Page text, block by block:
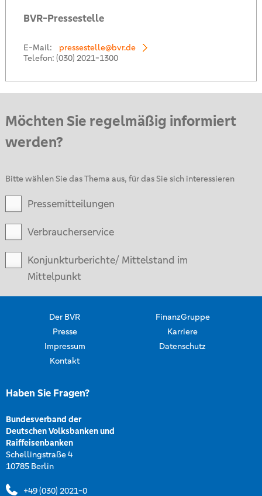
BVR-Pressestelle
E-Mail:
pressestelle@bvr.de
Telefon: (030) 2021-1300
Möchten Sie regelmäßig informiert
werden?
Bitte wählen Sie das Thema aus, für das Sie sich interessieren
Pressemitteilungen
Verbraucherservice
Konjunkturberichte/ Mittelstand im
Mittelpunkt
Der BVR
FinanzGruppe
Presse
Karriere
Impressum
Datenschutz
Kontakt
Haben Sie Fragen?
Bundesverband der
Deutschen Volksbanken und
Raiffeisenbanken
Schellingstraße 4
10785 Berlin
+49 (030) 2021-0